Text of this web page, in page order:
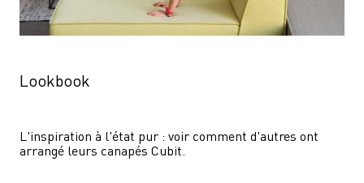
Lookbook
L'inspiration à l'état pur : voir comment d'autres ont
arrangé leurs canapés Cubit.